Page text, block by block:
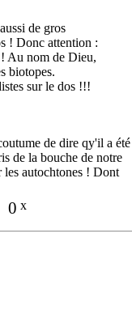
de gros
! Donc attention :
! Au nom de Dieu,
biotopes.
sur le dos !!!
de dire qy'il a été
de la bouche de notre
autochtones ! Dont
0 x